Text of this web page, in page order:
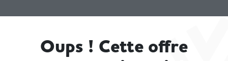
Oups ! Cette offre